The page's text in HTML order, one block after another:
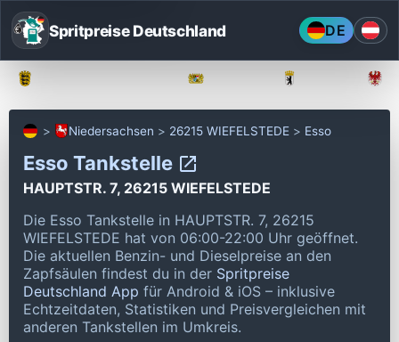
Spritpreise Deutschland DE
Niedersachsen 26215 WIEFELSTEDE Esso
Esso Tankstelle
HAUPTSTR. 7, 26215 WIEFELSTEDE
Die Esso Tankstelle in HAUPTSTR. 7, 26215
WIEFELSTEDE hat von 06:00-22:00 Uhr geöffnet.
Die aktuellen Benzin- und Dieselpreise an den
Zapfsäulen findest du in der Spritpreise
Deutschland App für Android & iOS – inklusive
Echtzeitdaten, Statistiken und Preisvergleichen mit
anderen Tankstellen im Umkreis.